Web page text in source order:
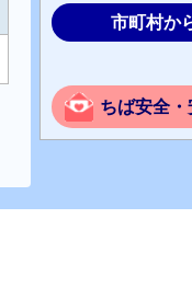
市町村か
ちば安全